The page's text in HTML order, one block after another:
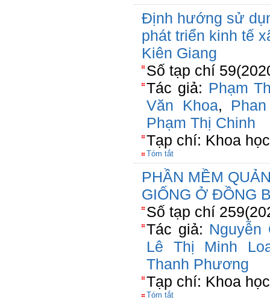
Định hướng sử
phát triển kinh tế
Kiên Giang
Số tạp chí
Tác giả: Phạm
Văn Khoa,
Phạm Thị Chinh
Tạp chí: Khoa
Tóm tắt
PHẦN MỀM
GIỐNG Ở ĐỒNG
Số tạp chí
Tác giả: Nguyễn
Lê Thị Minh
Thanh Phương
Tạp chí: Khoa
Tóm tắt